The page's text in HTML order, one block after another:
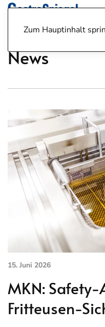
Zum Hauptinhalt
News
15. Juni 2026
MKN:
Fritteusen-